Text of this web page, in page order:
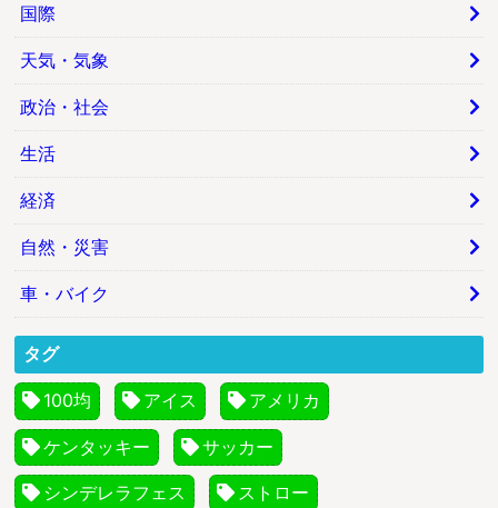
国際
天気・気象
政治・社会
生活
経済
自然・災害
車・バイク
タグ
100均 アイス アメリカ
ケンタッキー サッカー
シンデレラフェス ストロー